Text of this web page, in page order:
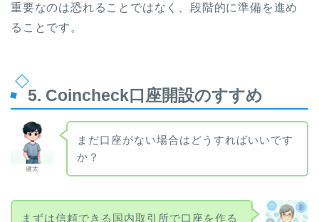
重要なのは恐れることではなく、段階的に準備を進め
ることです。
5. Coincheck口座開設のすすめ
健太
まだ口座がない場合はどうすればいいです
か？
まずは信頼できる国内取引所で口座を作る